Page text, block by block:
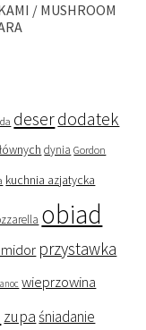
/ MUSHROOM
deserdodatek
dynia Gordon
kuchnia azjatycka
obiad
przystawka
wieprzowina
zupaśniadanie